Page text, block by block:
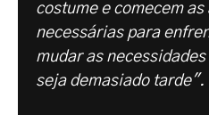
costume e comecem
necessárias para
mudar as
seja demasiado tarde".